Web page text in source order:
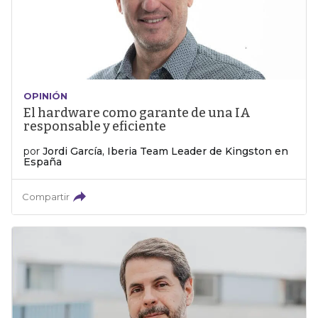
OPINIÓN
El hardware como garante de una IA
responsable y eficiente
por Jordi García, Iberia Team Leader de Kingston en
España
Compartir